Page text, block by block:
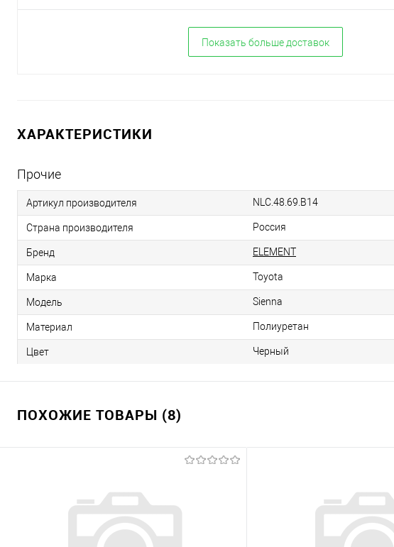
Показать больше доставок
ХАРАКТЕРИСТИКИ
Прочие
Артикул производителя NLC.48.69.B14
Страна производителя Россия
Бренд ELEMENT
Марка Toyota
Модель Sienna
Материал Полиуретан
Цвет Черный
ПОХОЖИЕ ТОВАРЫ (8)